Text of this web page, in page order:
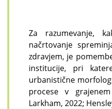
Za razumevanje,
načrtovanje
zdravjem, je
institucije, pri
urbanistične
procese v
Larkham, 2022;